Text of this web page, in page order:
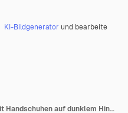
KI-Bildgenerator und bearbeite
Nackter Oberkörper Boxer mit Handschuhen auf dunklem Hintergrund. Isolieren